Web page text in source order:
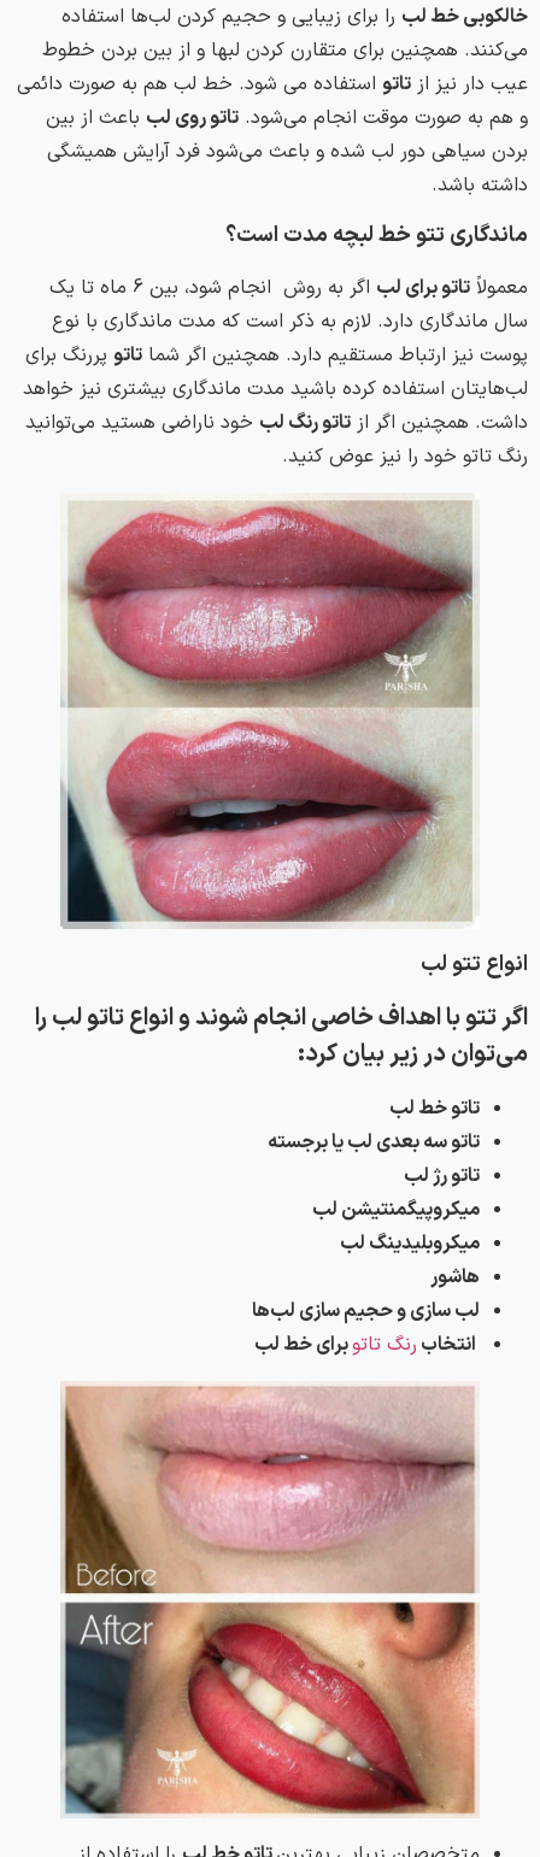
خالکوبی خط لب را برای زیبایی و حجیم کردن لب‌ها استفاده
می‌کنند. همچنین برای متقارن کردن لبها و از بین بردن خطوط
عیب دار نیز از تاتو استفاده می شود. خط لب هم به صورت دائمی
و هم به صورت موقت انجام می‌شود. تاتو روی لب باعث از بین
بردن سیاهی دور لب شده و باعث می‌شود فرد آرایش همیشگی
داشته باشد.
ماندگاری تتو خط لبچه مدت است؟
معمولاً تاتو برای لب
اگر به روش انجام شود، بین 6 ماه تا یک
سال ماندگاری دارد. لازم به ذکر است که مدت ماندگاری با نوع
پوست نیز ارتباط مستقیم دارد. همچنین اگر شما تاتو پررنگ برای
لب‌هایتان استفاده کرده باشید مدت ماندگاری بیشتری نیز خواهد
داشت. همچنین اگر از تاتو رنگ لب خود ناراضی هستید می‌توانید
رنگ‌ تاتو خود را نیز عوض کنید.
انواع تتو لب
اگر تتوبا اهداف خاصی انجام شوند وانواع تاتو لبرا
می‌توان در زیر بیان کرد:
تاتو خط لب
تاتو سه بعدی لب یا برجسته
تاتو رژ لب
میکروپیگمنتیشن لب
میکروبلیدینگ لب
هاشور
لب سازی و حجیم سازی لب‌ها
انتخاب رنگ تاتوبرای خط لب